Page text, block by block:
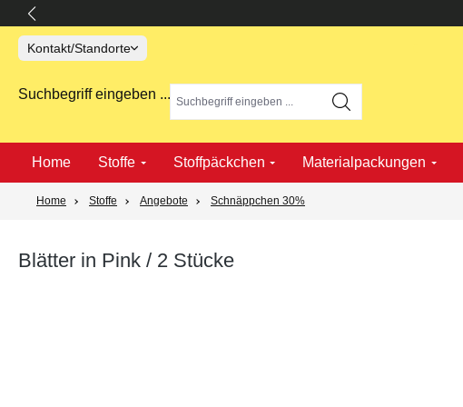
Kontakt/Standorte
Suchbegriff eingeben ...
Home Stoffe Stoffpäckchen Materialpackungen
Home Stoffe Angebote Schnäppchen 30%
Blätter in Pink / 2 Stücke